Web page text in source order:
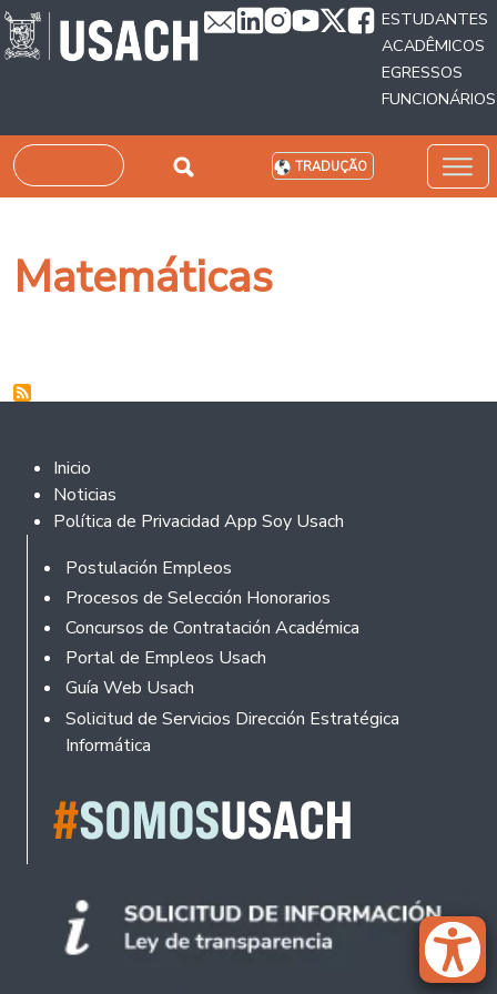
Passar para o conteúdo principal
ESTUDANTES
ACADÊMICOS
EGRESSOS
FUNCIONÁRIOS
Pesquisar TRADUÇÃO
Matemáticas
Footer 2
Inicio
Noticias
Política de Privacidad App Soy Usach
Rodapé
Postulación Empleos
Procesos de Selección Honorarios
Concursos de Contratación Académica
Portal de Empleos Usach
Guía Web Usach
Solicitud de Servicios Dirección Estratégica
Informática